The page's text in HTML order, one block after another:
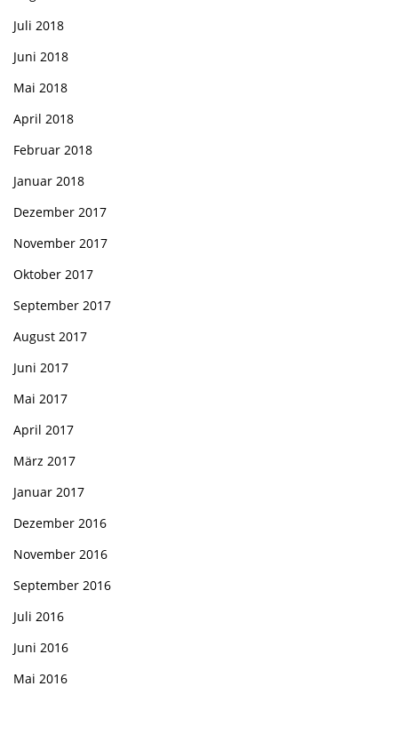
Juli 2018
Juni 2018
Mai 2018
April 2018
Februar 2018
Januar 2018
Dezember 2017
November 2017
Oktober 2017
September 2017
August 2017
Juni 2017
Mai 2017
April 2017
März 2017
Januar 2017
Dezember 2016
November 2016
September 2016
Juli 2016
Juni 2016
Mai 2016